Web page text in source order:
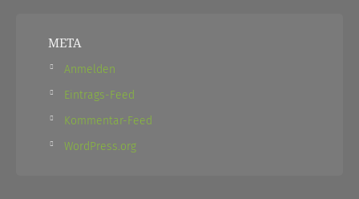
META
Anmelden
Eintrags-Feed
Kommentar-Feed
WordPress.org